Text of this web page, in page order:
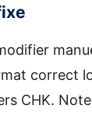
correct
CHK.